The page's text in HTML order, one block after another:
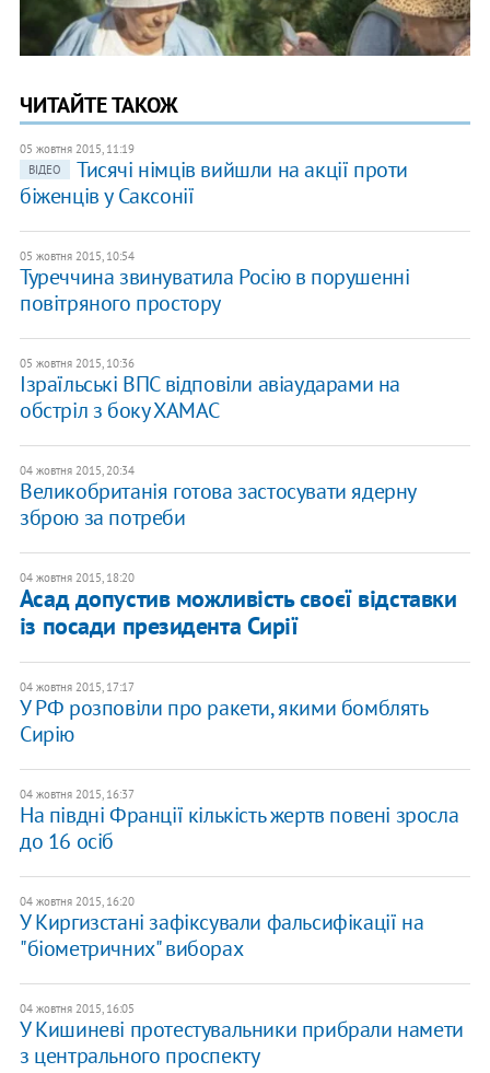
ЧИТАЙТЕ ТАКОЖ
05 жовтня 2015, 11:19
ВІДЕО
Тисячі німців вийшли на акції проти
біженців у Саксонії
05 жовтня 2015, 10:54
Туреччина звинуватила Росію в порушенні
повітряного простору
05 жовтня 2015, 10:36
Ізраїльські ВПС відповіли авіаударами на
обстріл з боку ХАМАС
04 жовтня 2015, 20:34
Великобританія готова застосувати ядерну
зброю за потреби
04 жовтня 2015, 18:20
Асад допустив можливість своєї відставки
із посади президента Сирії
04 жовтня 2015, 17:17
У РФ розповіли про ракети, якими бомблять
Сирію
04 жовтня 2015, 16:37
На півдні Франції кількість жертв повені зросла
до 16 осіб
04 жовтня 2015, 16:20
У Киргизстані зафіксували фальсифікації на
"біометричних" виборах
04 жовтня 2015, 16:05
У Кишиневі протестувальники прибрали намети
з центрального проспекту